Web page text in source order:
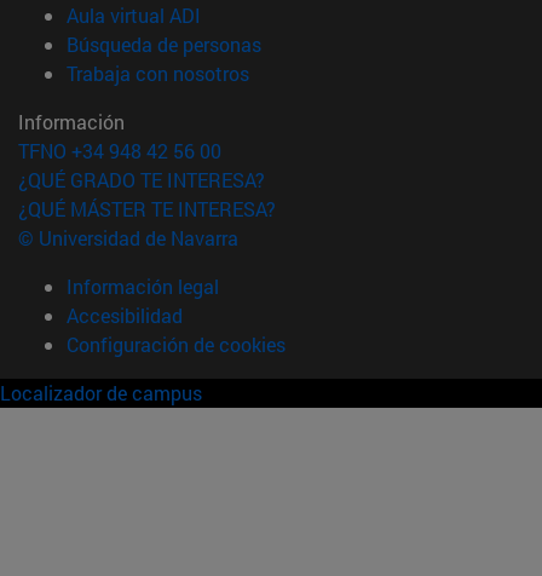
Aula virtual ADI
Búsqueda de personas(abre en nueva ventana)
Trabaja con nosotros(abre en nueva ventana)
Información
TFNO +34 948 42 56 00
¿QUÉ GRADO TE INTERESA?
¿QUÉ MÁSTER TE INTERESA?
© Universidad de Navarra
Información legal
Accesibilidad
Configuración de cookies
Localizador de campus